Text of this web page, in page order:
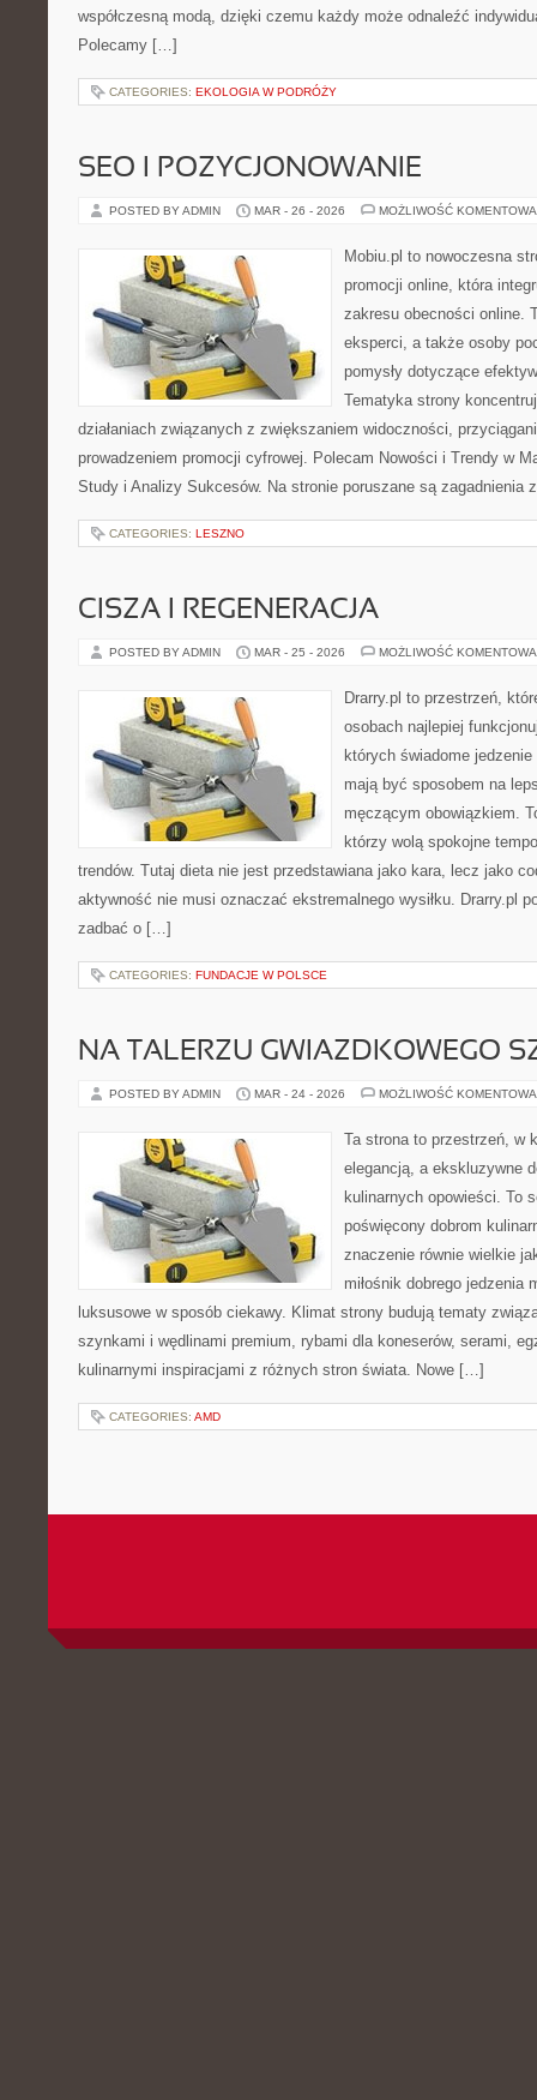
współczesną modą, dzięki czemu każdy może odnaleźć
Polecamy […]
CATEGORIES: EKOLOGIA W PODRÓŻY
SEO I POZYCJONOWANIE
POSTED BY ADMIN MAR - 26 - 2026 MOŻLIWOŚĆ
Mobiu.pl to nowoczesna
promocji online, która
zakresu obecności online.
eksperci, a także osoby
pomysły dotyczące
Tematyka strony
działaniach związanych z zwiększaniem widoczności,
prowadzeniem promocji cyfrowej. Polecam Nowości i Trendy w
Study i Analizy Sukcesów. Na stronie poruszane są zagadnienia
CATEGORIES: LESZNO
CISZA I REGENERACJA
POSTED BY ADMIN MAR - 25 - 2026 MOŻLIWOŚĆ
Drarry.pl to przestrzeń,
osobach najlepiej
których świadome
mają być sposobem na
męczącym obowiązkiem.
którzy wolą spokojne
trendów. Tutaj dieta nie jest przedstawiana jako kara, lecz jako
aktywność nie musi oznaczać ekstremalnego wysiłku. Drarry.pl
zadbać o […]
CATEGORIES: FUNDACJE W POLSCE
NA TALERZU GWIAZDKOWEGO
POSTED BY ADMIN MAR - 24 - 2026 MOŻLIWOŚĆ
Ta strona to przestrzeń, w
elegancją, a ekskluzywne
kulinarnych opowieści. To
poświęcony dobrom
znaczenie równie wielkie
miłośnik dobrego jedzenia
luksusowe w sposób ciekawy. Klimat strony budują tematy
szynkami i wędlinami premium, rybami dla koneserów, serami,
kulinarnymi inspiracjami z różnych stron świata. Nowe […]
CATEGORIES: AMD